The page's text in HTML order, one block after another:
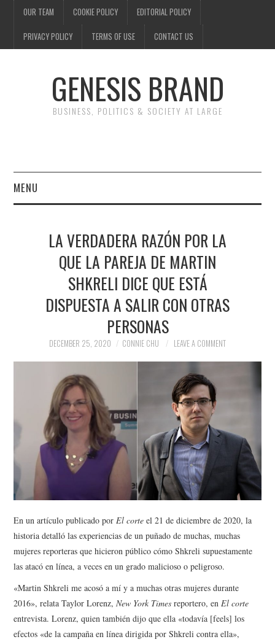
OUR TEAM COOKIE POLICY EDITORIAL POLICY
PRIVACY POLICY TERMS OF USE CONTACT US
GENESIS BRAND
BUSINESS, POLITICS & SOCIETY AT LARGE
MENU
FINANCE
POLITICS
SOCIETY
TECHNOLOGY
LA VERDADERA RAZÓN POR LA
QUE LA PAREJA DE MARTIN
SHKRELI DICE QUE ESTÁ
DISPUESTA A SALIR CON OTRAS
PERSONAS
DECEMBER 25, 2020 CONNIE CHU LEAVE A COMMENT
En un artículo publicado por El corteel 21 de diciembre de 2020, la
historia detalló las experiencias de un puñado de muchas, muchas
mujeres reporteras que hicieron público cómo Shkreli supuestamente
las atacó en línea, a veces en un grado malicioso o peligroso.
«Martin Shkreli me acosó a mí y a muchas otras mujeres durante
2016», relata Taylor Lorenz,New York Times reportero, en El corte
entrevista. Lorenz, quien también dijo que ella «todavía [feels] los
efectos «de la campaña en línea dirigida por Shkreli contra ella»,